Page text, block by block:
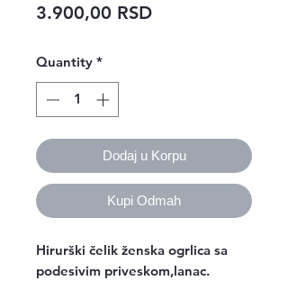
3.900,00 RSDPrice
Quantity *
Dodaj u Korpu
Kupi Odmah
Hirurški čelik ženska ogrlica sa
podesivim priveskom,lanac.